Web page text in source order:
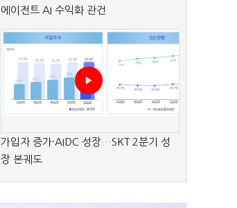
에이전트 AI 수익화 관건
가입자 증가·AIDC 성장…SKT 2분기 성
장 본궤도